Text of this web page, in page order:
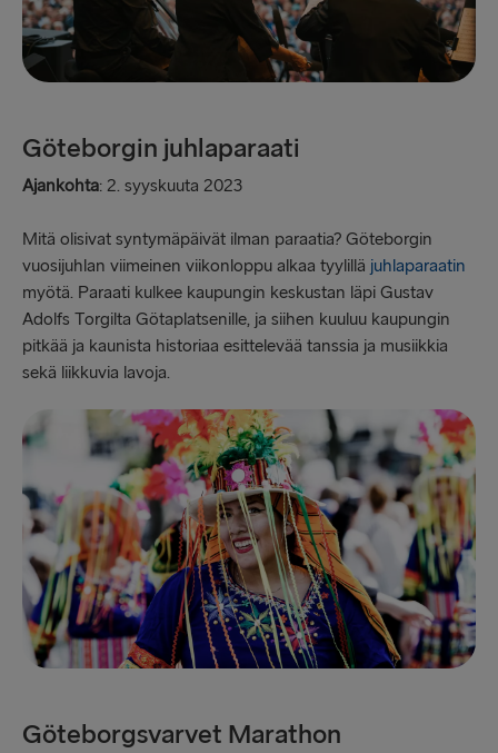
Göteborgin juhlaparaati
Ajankohta: 2. syyskuuta 2023
Mitä olisivat syntymäpäivät ilman paraatia? Göteborgin
vuosijuhlan viimeinen viikonloppu alkaa tyylillä juhlaparaatin
myötä. Paraati kulkee kaupungin keskustan läpi Gustav
Adolfs Torgilta Götaplatsenille, ja siihen kuuluu kaupungin
pitkää ja kaunista historiaa esittelevää tanssia ja musiikkia
sekä liikkuvia lavoja.
Göteborgsvarvet Marathon